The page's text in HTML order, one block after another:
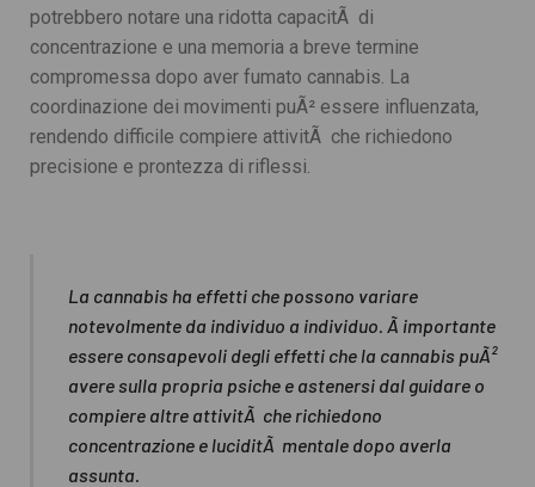
potrebbero notare una ridotta capacitÃ di
concentrazione e una memoria a breve termine
compromessa dopo aver fumato cannabis. La
coordinazione dei movimenti puÃ² essere influenzata,
rendendo difficile compiere attivitÃ che richiedono
precisione e prontezza di riflessi.
La cannabis ha effetti che possono variare
notevolmente da individuo a individuo. Ã importante
essere consapevoli degli effetti che la cannabis puÃ²
avere sulla propria psiche e astenersi dal guidare o
compiere altre attivitÃ che richiedono
concentrazione e luciditÃ mentale dopo averla
assunta.